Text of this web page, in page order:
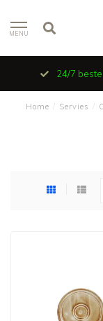
MENU
24/7
Home Servies